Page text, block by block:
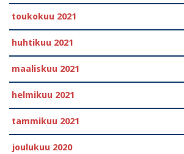
toukokuu 2021
huhtikuu 2021
maaliskuu 2021
helmikuu 2021
tammikuu 2021
joulukuu 2020